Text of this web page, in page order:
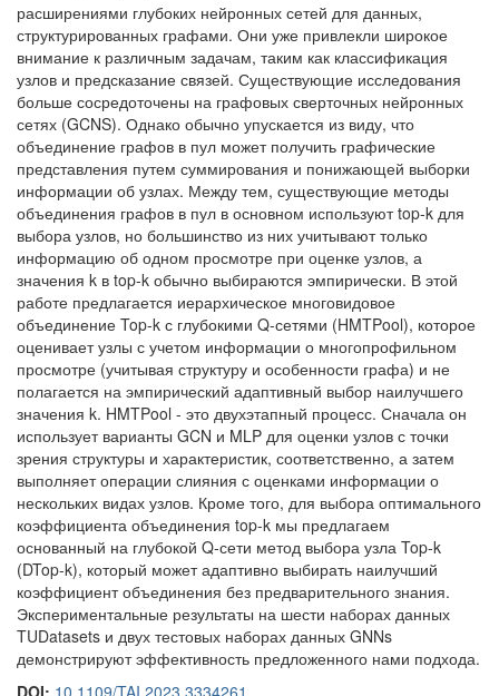
расширениями глубоких нейронных сетей для данных,
структурированных графами. Они уже привлекли широкое
внимание к различным задачам, таким как классификация
узлов и предсказание связей. Существующие исследования
больше сосредоточены на графовых сверточных нейронных
сетях (GCNS). Однако обычно упускается из виду, что
объединение графов в пул может получить графические
представления путем суммирования и понижающей выборки
информации об узлах. Между тем, существующие методы
объединения графов в пул в основном используют top-k для
выбора узлов, но большинство из них учитывают только
информацию об одном просмотре при оценке узлов, а
значения k в top-k обычно выбираются эмпирически. В этой
работе предлагается иерархическое многовидовое
объединение Top-k с глубокими Q-сетями (HMTPool), которое
оценивает узлы с учетом информации о многопрофильном
просмотре (учитывая структуру и особенности графа) и не
полагается на эмпирический адаптивный выбор наилучшего
значения k. HMTPool - это двухэтапный процесс. Сначала он
использует варианты GCN и MLP для оценки узлов с точки
зрения структуры и характеристик, соответственно, а затем
выполняет операции слияния с оценками информации о
нескольких видах узлов. Кроме того, для выбора оптимального
коэффициента объединения top-k мы предлагаем
основанный на глубокой Q-сети метод выбора узла Top-k
(DTop-k), который может адаптивно выбирать наилучший
коэффициент объединения без предварительного знания.
Экспериментальные результаты на шести наборах данных
TUDatasets и двух тестовых наборах данных GNNs
демонстрируют эффективность предложенного нами подхода.
DOI: 10.1109/TAI.2023.3334261